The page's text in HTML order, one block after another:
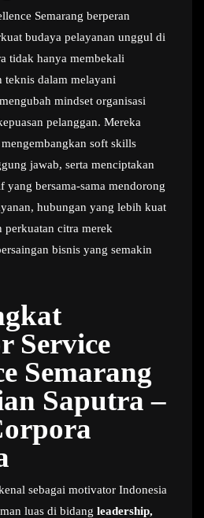
Semarang berperan
budaya pelayanan unggul di
tidak hanya membekali
teknis dalam melayani
mindset organisasi
pelanggan. Mereka
soft skills
jawab, serta menciptakan
bersama-sama mendorong
hubungan yang lebih kuat
perkuatan citra merek
bisnis yang semakin
Service
Semarang
Saputra –
sebagai motivator Indonesia
luas di bidang leadership,